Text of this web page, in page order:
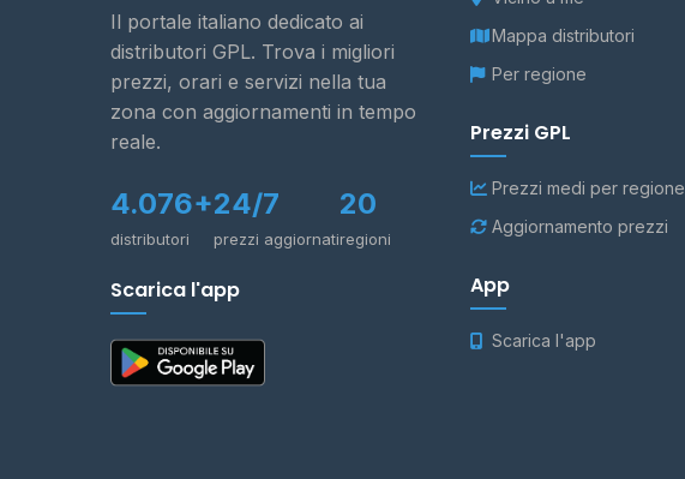
Il portale italiano dedicato ai
distributori GPL. Trova i migliori
prezzi, orari e servizi nella tua
zona con aggiornamenti in tempo
reale.
4.076+
distributori
24/7
prezzi aggiornati
20
regioni
Scarica l'app
Mappa distributori
Per regione
Prezzi GPL
Prezzi medi per regione
Aggiornamento prezzi
App
Scarica l'app